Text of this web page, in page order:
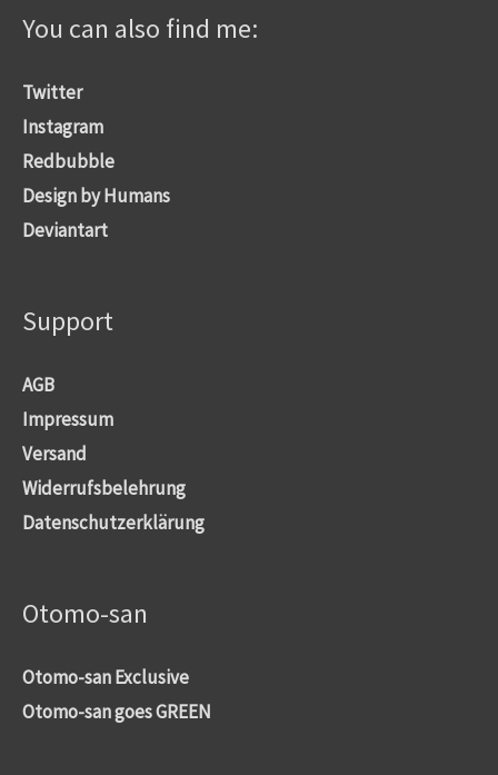
You can also find me:
Twitter
Instagram
Redbubble
Design by Humans
Deviantart
Support
AGB
Impressum
Versand
Widerrufsbelehrung
Datenschutzerklärung
Otomo-san
Otomo-san Exclusive
Otomo-san goes GREEN